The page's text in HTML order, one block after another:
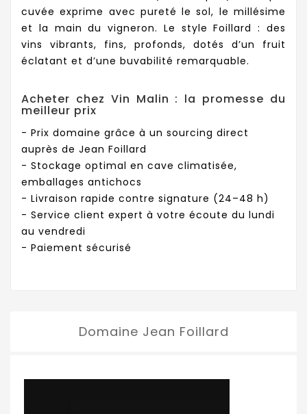
cuvée exprime avec pureté le sol, le millésime
et la main du vigneron. Le style Foillard : des
vins vibrants, fins, profonds, dotés d’un fruit
éclatant et d’une buvabilité remarquable.
Acheter chez Vin Malin : la promesse du
meilleur prix
- Prix domaine grâce à un sourcing direct
auprès de Jean Foillard
- Stockage optimal en cave climatisée,
emballages antichocs
- Livraison rapide contre signature (24–48 h)
- Service client expert à votre écoute du lundi
au vendredi
- Paiement sécurisé
Domaine Jean Foillard